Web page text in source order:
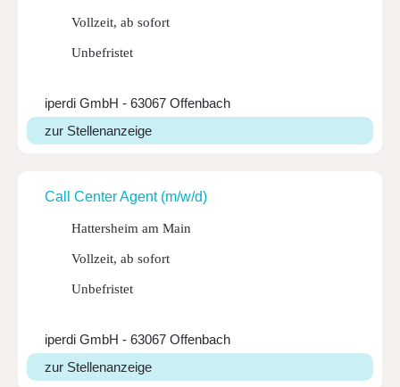
Vollzeit, ab sofort
Unbefristet
iperdi GmbH - 63067 Offenbach
zur Stellenanzeige
Call Center Agent (m/w/d)
Hattersheim am Main
Vollzeit, ab sofort
Unbefristet
iperdi GmbH - 63067 Offenbach
zur Stellenanzeige